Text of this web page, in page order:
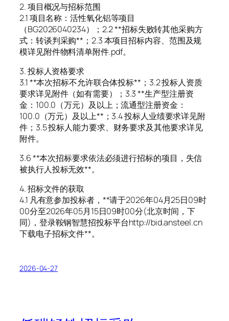
2. 项目概况与招标范围
2.1 项目名称：活性氧化铝等项目
（BG2026040234）；2.2 **招标失败转其他采购方
式：转谈判采购**；2.3 本项目招标内容、范围及规
模详见附件物料清单附件.pdf。
3. 投标人资格要求
3.1 **本次招标不允许联合体投标**；3.2 投标人资质
要求详见附件（如有需要）；3.3 **生产型注册资
金：100.0（万元）及以上；流通型注册资金：
100.0（万元）及以上**；3.4 投标人业绩要求详见附
件；3.5 投标人能力要求、财务要求及其他要求详见
附件。
3.6 **本次招标要求依法必须进行招标的项目，失信
被执行人投标无效**。
4. 招标文件的获取
4.1 凡有意参加投标者，**请于2026年04月25日09时
00分至2026年05月15日09时00分(北京时间，下
同)，登录鞍钢智慧招投标平台http://bid.ansteel.cn
下载电子招标文件**。
2026-04-27